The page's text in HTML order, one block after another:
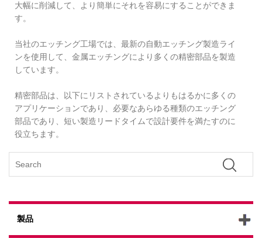
大幅に削減して、より簡単にそれを容易にすることができま
す。
当社のエッチング工場では、最新の自動エッチング製造ライ
ンを使用して、金属エッチングにより多くの精密部品を製造
しています。
精密部品は、以下にリストされているよりもはるかに多くの
アプリケーションであり、必要なあらゆる種類のエッチング
部品であり、短い製造リードタイムで設計要件を満たすのに
役立ちます。
製品